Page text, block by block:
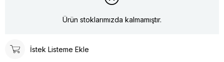
Ürün stoklarımızda kalmamıştır.
İstek Listeme Ekle